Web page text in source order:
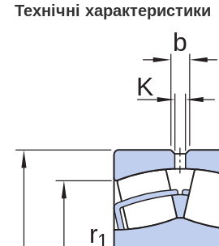
Технічні характеристики